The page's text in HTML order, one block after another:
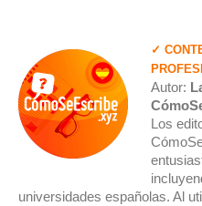
✓
Autor:
Los
universidades españolas. Al